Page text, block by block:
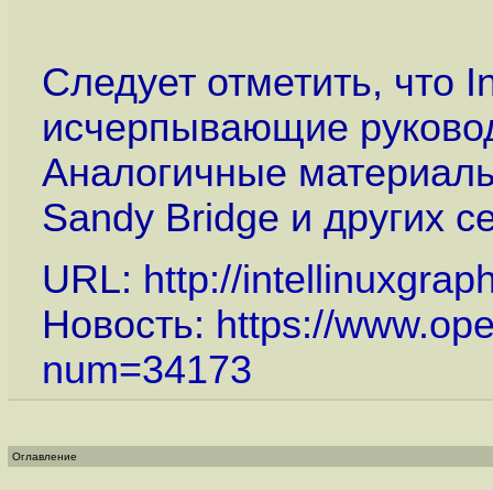
Следует отметить, что
исчерпывающие
Аналогичные
Sandy Bridge и других
URL: http://
Новость: https://
num=34173
Оглавление